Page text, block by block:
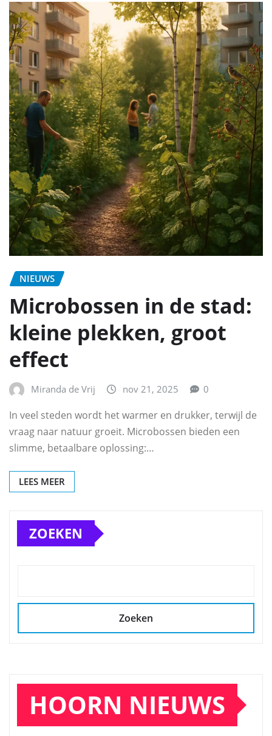
NIEUWS
Microbossen in de stad:
kleine plekken, groot
effect
Miranda de Vrij nov 21, 2025 0
In veel steden wordt het warmer en drukker, terwijl de
vraag naar natuur groeit. Microbossen bieden een
slimme, betaalbare oplossing:…
LEES MEER
ZOEKEN
Zoeken
HOORN NIEUWS